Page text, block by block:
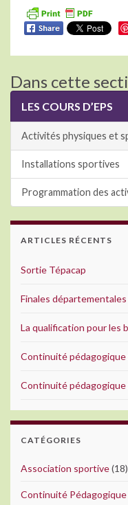
Dans cette
LES COURS D’EPS
Activités physiques et
Installations sportives
Programmation des
ARTICLES RÉCENTS
Sortie Tépacap
Finales
La qualification pour les
Continuité pédagogique
Continuité pédagogique
CATÉGORIES
Association sportive(18)
Continuité Pédagogique